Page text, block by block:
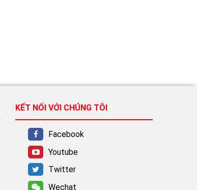
KẾT NỐI VỚI CHÚNG TÔI
Facebook
Youtube
Twitter
Wechat